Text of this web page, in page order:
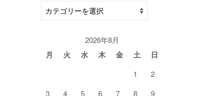
テ
2026年8月
月 火 水 木 金 土 日
1
2
3
4 5 6 7 8
9